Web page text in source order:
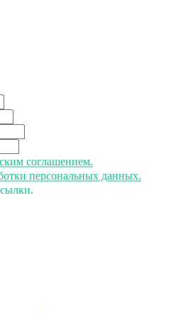
соглашением.
персональных данных.